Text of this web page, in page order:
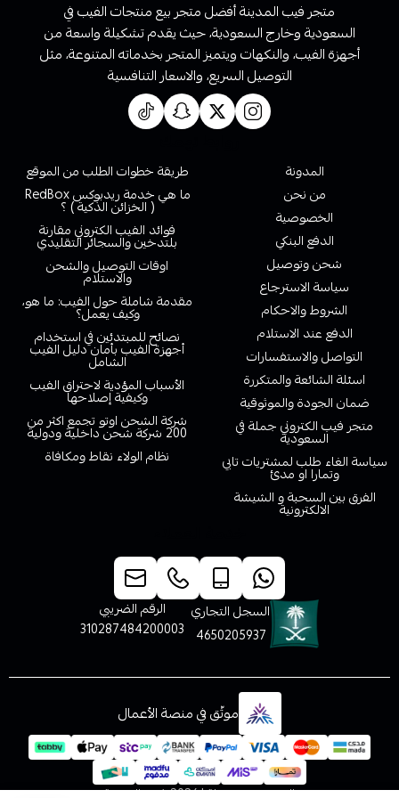
متجر فيب المدينة أفضل متجر بيع منتجات الفيب في
السعودية وخارج السعودية، حيث يقدم تشكيلة واسعة من
أجهزة الفيب، والنكهات ويتميز المتجر بخدماته المتنوعة، مثل
التوصيل السريع، والاسعار التنافسية
المدونة
من نحن
الخصوصية
الدفع البنكي
شحن وتوصيل
سياسة الاسترجاع
الشروط والاحكام
الدفع عند الاستلام
التواصل والاستفسارات
اسئلة الشائعة والمتكررة
ضمان الجودة والموثوقية
متجر فيب الكتروني جملة في
السعودية
سياسة الغاء طلب لمشتريات تابي
وتمارا او مدئ
الفرق بين السحبة و الشيشة
الالكترونية
طريقة خطوات الطلب من الموقع
ما هي خدمة ريدبوكس RedBox
( الخزائن الذكية ) ؟
فوائد الفيب الكتروني مقارنة
بلتدخين والسجائر التقليدي
اوقات التوصيل والشحن
والاستلام
مقدمة شاملة حول الفيب: ما هو،
وكيف يعمل؟
نصائح للمبتدئين في استخدام
أجهزة الفيب بأمان دليل الفيب
الشامل
الأسباب المؤدية لاحتراق الفيب
وكيفية إصلاحها
شركة الشحن اوتو تجمع اكثر من
200 شركة شحن داخلية ودولية
نظام الولاء نقاط ومكافاة
السجل التجاري
4650205937
الرقم الضريبي
310287484200003
موثّق في منصة الأعمال